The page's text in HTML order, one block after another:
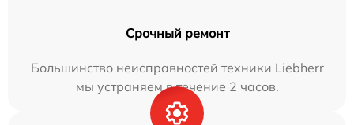
Срочный ремонт
Большинство неисправностей техники Liebherr
мы устраняем в течение 2 часов.